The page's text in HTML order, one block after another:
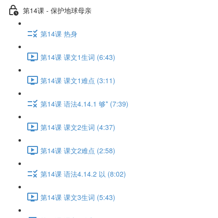
第14课 - 保护地球母亲
第14课 热身
第14课 课文1生词 (6:43)
第14课 课文1难点 (3:11)
第14课 语法4.14.1 够* (7:39)
第14课 课文2生词 (4:37)
第14课 课文2难点 (2:58)
第14课 语法4.14.2 以 (8:02)
第14课 课文3生词 (5:43)